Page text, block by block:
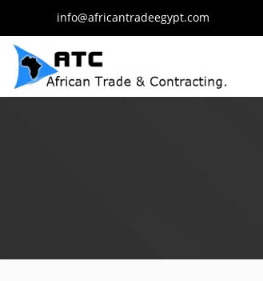
info@africantradeegypt.com